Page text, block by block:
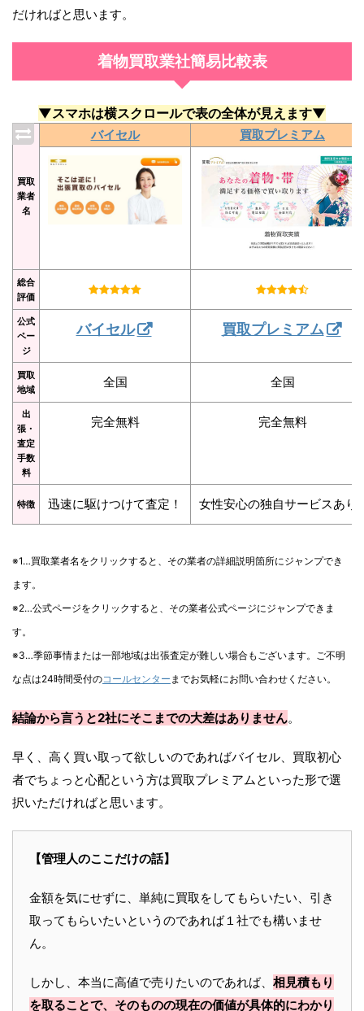
だければと思います。
着物買取業社簡易比較表
▼スマホは横スクロールで表の全体が見えます▼
買取
業者
名
バイセル 買取プレミアム
総合
評価
公式
ペー
ジ
バイセル 買取プレミアム
買取
地域
全国 全国
出
張・
査定
手数
料
完全無料 完全無料
特徴 迅速に駆けつけて査定！ 女性安心の独自サービスあり
※1…買取業者名をクリックすると、その業者の詳細説明箇所にジャンプでき
ます。
※2…公式ページをクリックすると、その業者公式ページにジャンプできま
す。
※3…季節事情または一部地域は出張査定が難しい場合もございます。ご不明
な点は24時間受付のコールセンター までお気軽にお問い合わせください。
結論から言うと2社にそこまでの大差はありません。
早く、高く買い取って欲しいのであればバイセル、買取初心
者でちょっと心配という方は買取プレミアムといった形で選
択いただければと思います。
【管理人のここだけの話】
金額を気にせずに、単純に買取をしてもらいたい、引き
取ってもらいたいというのであれば１社でも構いませ
ん。
しかし、本当に高値で売りたいのであれば、 相見積もり
を取ることで、そのものの現在の価値が具体的にわかり